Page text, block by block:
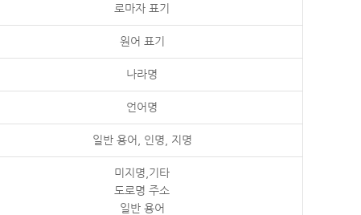
로마자 표기
원어 표기
나라명
언어명
일반 용어, 인명, 지명
미지명,기타
도로명 주소
일반 용어